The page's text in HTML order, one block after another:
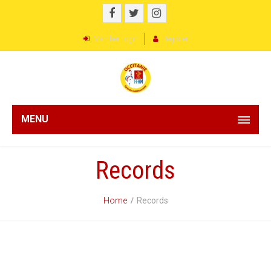
Member Login Register
MENU
Records
Home Records